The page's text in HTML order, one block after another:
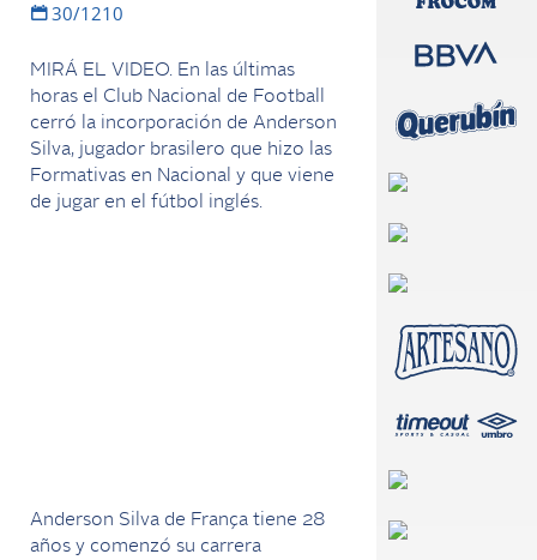
30/1210
MIRÁ EL VIDEO. En las últimas
horas el Club Nacional de Football
cerró la incorporación de Anderson
Silva, jugador brasilero que hizo las
Formativas en Nacional y que viene
de jugar en el fútbol inglés.
Anderson Silva de França tiene 28
años y comenzó su carrera